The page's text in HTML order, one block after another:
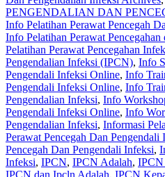
PENGENDALIAN DAN
Info Pelatihan Perawat Pencegah
Info Pelatihan Perawat
Pelatihan Perawat Pencegahan
Pengendalian Infeksi (IPCN), Info
Pengendali Infeksi Online, Info
Pengendali Infeksi Online, Info
Pengendalian Infeksi, Info
Pengendali Infeksi Online, Info
Pengendalian Infeksi, Informasi
Perawat Pencegah Dan Pengendali
Pencegah Dan Pengendali Infeksi,
Infeksi, IPCN, IPCN Adalah, IPCN
IPCN dan Ipcln Adalah, IPCN